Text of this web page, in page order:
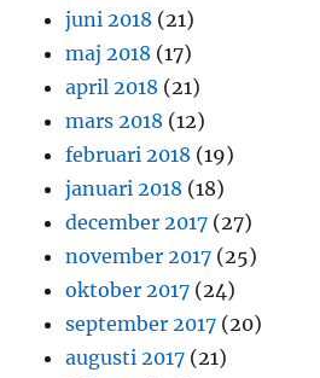
juni 2018 (21)
maj 2018 (17)
april 2018 (21)
mars 2018 (12)
februari 2018 (19)
januari 2018 (18)
december 2017 (27)
november 2017 (25)
oktober 2017 (24)
september 2017 (20)
augusti 2017 (21)